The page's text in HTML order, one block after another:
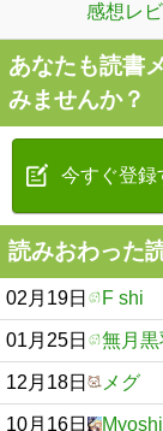
感想レ
あなたも読書
みませんか？
今すぐ登録
読みおわった
02月19日 F shi
01月25日 無月黒
12月18日 メグ
10月16日